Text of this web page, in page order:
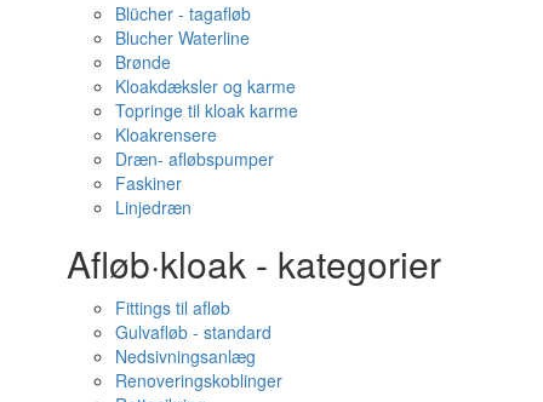
Blücher - tagafløb
Blucher Waterline
Brønde
Kloakdæksler og karme
Topringe til kloak karme
Kloakrensere
Dræn- afløbspumper
Faskiner
Linjedræn
Afløb·kloak - kategorier
Fittings til afløb
Gulvafløb - standard
Nedsivningsanlæg
Renoveringskoblinger